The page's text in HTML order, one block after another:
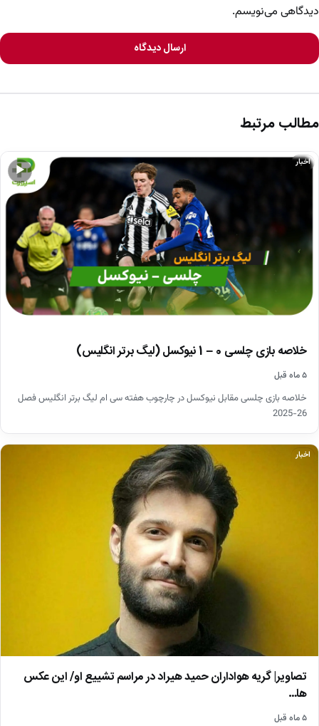
دیدگاهی می‌نویسم.
ارسال دیدگاه
مطالب مرتبط
▶
اخبار
خلاصه بازی چلسی 0 – 1 نیوکسل (لیگ برتر انگلیس)
۵ ماه قبل
خلاصه بازی چلسی مقابل نیوکسل در چارچوب هفته سی ام لیگ برتر انگلیس فصل
26-2025
اخبار
تصاویر| گریه هواداران حمید هیراد در مراسم تشییع او/ این عکس
ها…
۵ ماه قبل